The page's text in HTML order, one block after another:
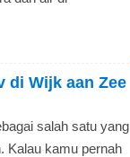
di Wijk aan Zee
salah satu yang
Kalau kamu pernah